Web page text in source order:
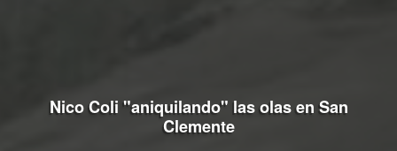
Nico Coli "aniquilando" las olas en San
Clemente